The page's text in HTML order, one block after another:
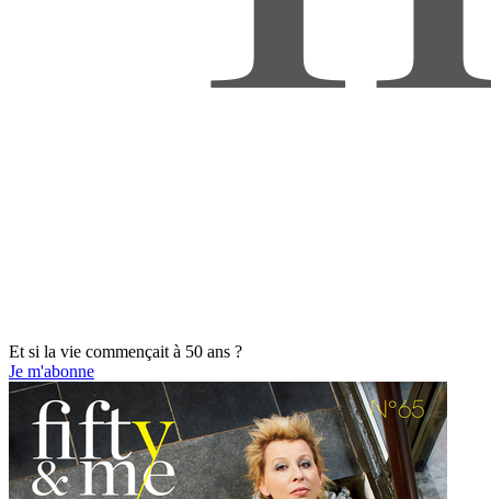
Et si la vie commençait à 50 ans ?
Je m'abonne